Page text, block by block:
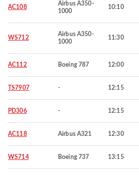
AC108
Airbus A350-
1000
10:10
WS712
Airbus A350-
1000
11:30
AC112 Boeing 787 12:00
TS7907 - 12:15
PD306 - 12:15
AC118 Airbus A321 12:30
WS714 Boeing 737 13:15